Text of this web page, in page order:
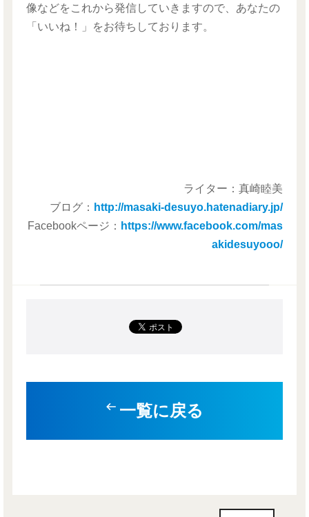
像などをこれから発信していきますので、あなたの
「いいね！」をお待ちしております。
ライター：真崎睦美
ブログ： http://masaki-desuyo.hatenadiary.jp/
Facebookページ： https://www.facebook.com/mas
akidesuyooo/
一覧に戻る